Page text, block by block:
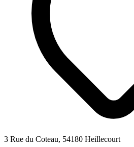
3 Rue du Coteau, 54180 Heillecourt